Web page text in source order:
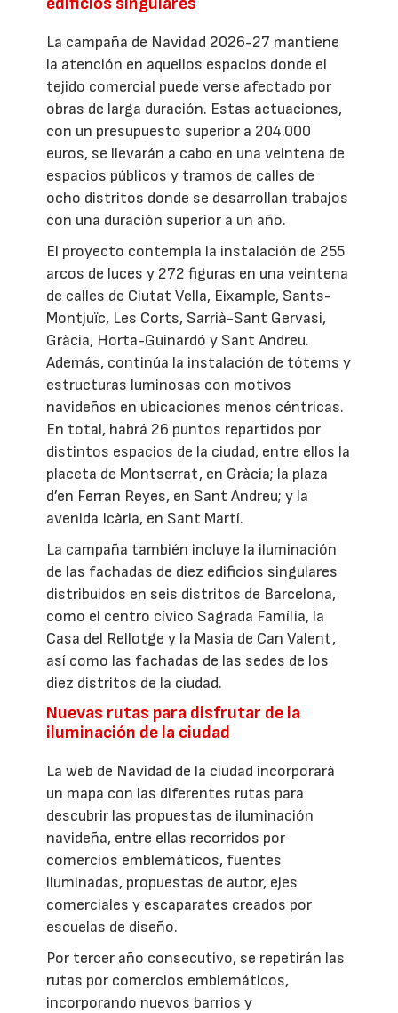
La campaña de Navidad 2026-27 mantiene
la atención en aquellos espacios donde el
tejido comercial puede verse afectado por
obras de larga duración. Estas actuaciones,
con un presupuesto superior a 204.000
euros, se llevarán a cabo en una veintena de
espacios públicos y tramos de calles de
ocho distritos donde se desarrollan trabajos
con una duración superior a un año.
El proyecto contempla la instalación de 255
arcos de luces y 272 figuras en una veintena
de calles de Ciutat Vella, Eixample, Sants-
Montjuïc, Les Corts, Sarrià-Sant Gervasi,
Gràcia, Horta-Guinardó y Sant Andreu.
Además, continúa la instalación de tótems y
estructuras luminosas con motivos
navideños en ubicaciones menos céntricas.
En total, habrá 26 puntos repartidos por
distintos espacios de la ciudad, entre ellos la
placeta de Montserrat, en Gràcia; la plaza
d’en Ferran Reyes, en Sant Andreu; y la
avenida Icària, en Sant Martí.
La campaña también incluye la iluminación
de las fachadas de diez edificios singulares
distribuidos en seis distritos de Barcelona,
como el centro cívico Sagrada Família, la
Casa del Rellotge y la Masia de Can Valent,
así como las fachadas de las sedes de los
diez distritos de la ciudad.
Nuevas rutas para disfrutar de la
iluminación de la ciudad
La web de Navidad de la ciudad incorporará
un mapa con las diferentes rutas para
descubrir las propuestas de iluminación
navideña, entre ellas recorridos por
comercios emblemáticos, fuentes
iluminadas, propuestas de autor, ejes
comerciales y escaparates creados por
escuelas de diseño.
Por tercer año consecutivo, se repetirán las
rutas por comercios emblemáticos,
incorporando nuevos barrios y